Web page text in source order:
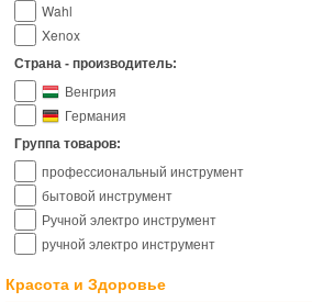
Wahl
Xenox
Страна - производитель:
Венгрия
Германия
Группа товаров:
профессиональный инструмент
бытовой инструмент
Ручной электро инструмент
ручной электро инструмент
Красота и Здоровье